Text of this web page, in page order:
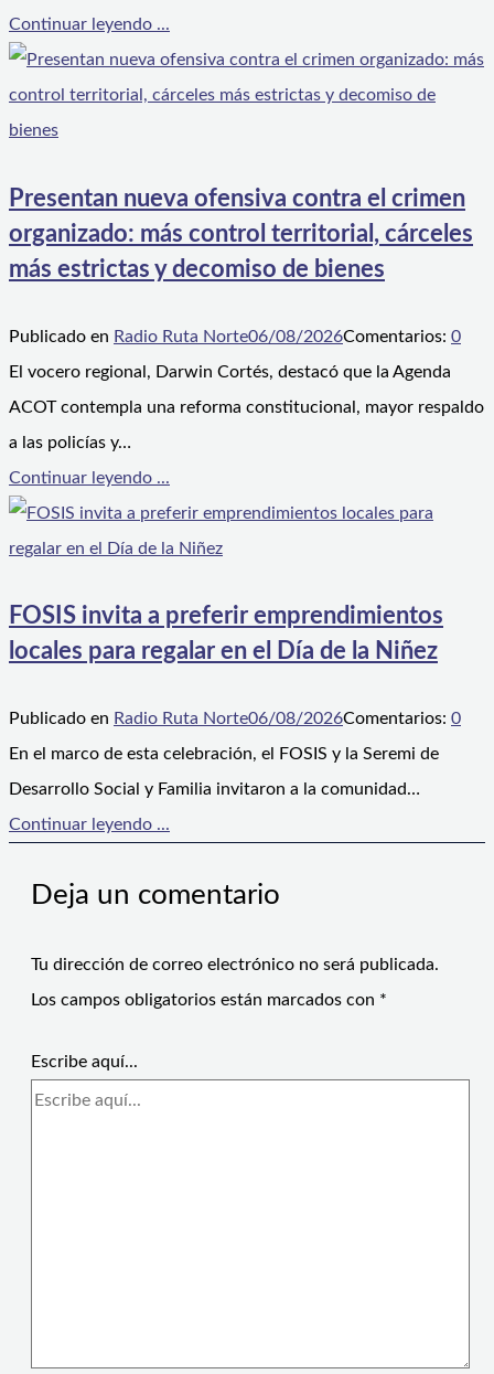
Continuar leyendo ...
Presentan nueva ofensiva contra el crimen
organizado: más control territorial, cárceles
más estrictas y decomiso de bienes
Publicado en Radio Ruta Norte06/08/2026Comentarios: 0
El vocero regional, Darwin Cortés, destacó que la Agenda
ACOT contempla una reforma constitucional, mayor respaldo
a las policías y…
Continuar leyendo ...
FOSIS invita a preferir emprendimientos
locales para regalar en el Día de la Niñez
Publicado en Radio Ruta Norte06/08/2026Comentarios: 0
En el marco de esta celebración, el FOSIS y la Seremi de
Desarrollo Social y Familia invitaron a la comunidad…
Continuar leyendo ...
Deja un comentario
Tu dirección de correo electrónico no será publicada.
Los campos obligatorios están marcados con *
Escribe aquí...